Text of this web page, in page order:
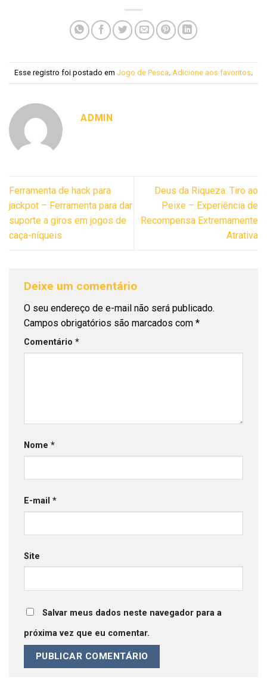
Esse registro foi postado em Jogo de Pesca Adicione aos favoritos
ADMIN
Ferramenta de hack para
jackpot – Ferramenta para dar
suporte a giros em jogos de
caça-níqueis
Deus da Riqueza: Tiro ao
Peixe – Experiência de
Recompensa Extremamente
Atrativa
Deixe um comentário
O seu endereço de e-mail não será publicado.
Campos obrigatórios são marcados com *
Comentário *
Nome *
E-mail *
Site
Salvar meus dados neste navegador para a
próxima vez que eu comentar.